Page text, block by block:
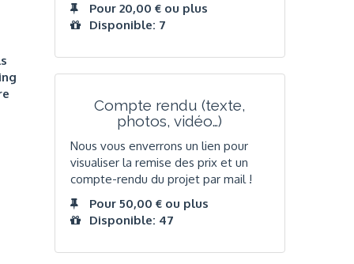
Pour 20,00 € ou plus
Disponible: 7
Compte rendu (texte,
photos, vidéo…)
Nous vous enverrons un lien pour
visualiser la remise des prix et un
compte-rendu du projet par mail !
Pour 50,00 € ou plus
Disponible: 47